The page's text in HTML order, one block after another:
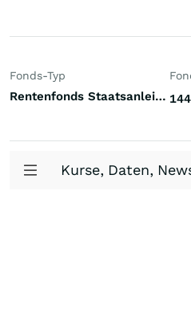
Fonds-Typ
Rentenfonds Staatsanleihen gemischte Laufzeiten Euroland Euro
Kurse, Daten,